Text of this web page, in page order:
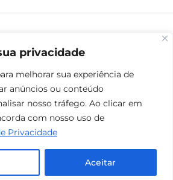
privacidade
melhorar sua experiência de
anúncios ou conteúdo
nosso tráfego. Ao clicar em
com nosso uso de
Privacidade
Aceitar
Localização
direitos reservados - West Group